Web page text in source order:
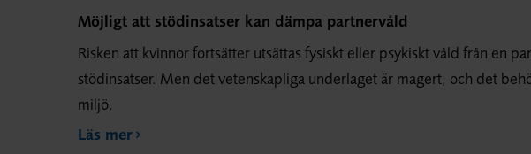
Möjligt att stödinsatser kan dämpa partnervåld
Risken att kvinnor fortsätter utsättas fysiskt eller psykiskt våld från en
stödinsatser. Men det vetenskapliga underlaget är magert, och det
miljö.
Läs mer